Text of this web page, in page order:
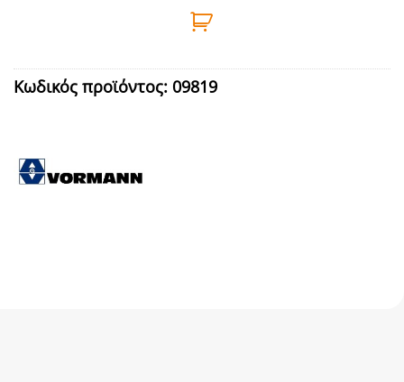
Κωδικός προϊόντος: 09819